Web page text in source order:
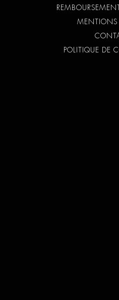
MENTIONS
POLITIQUE DE